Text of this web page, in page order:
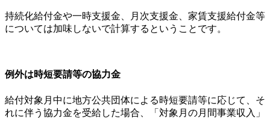
持続化給付金や一時支援金、月次支援金、家賃支援給付金等
については加味しないで計算するということです。
例外は時短要請等の協力金
給付対象月中に地方公共団体による時短要請等に応じて、そ
れに伴う協力金を受給した場合、「対象月の月間事業収入」